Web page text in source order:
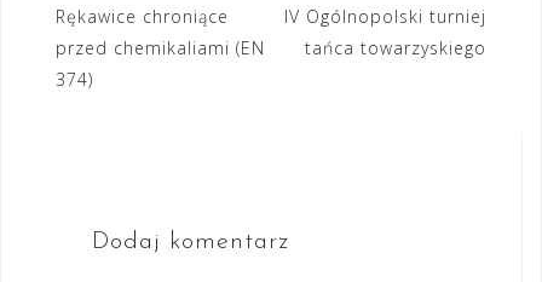
Nawigacja
wpisu
Rękawice chroniące
przed chemikaliami (EN
374)
IV Ogólnopolski turniej
tańca towarzyskiego
Dodaj komentarz